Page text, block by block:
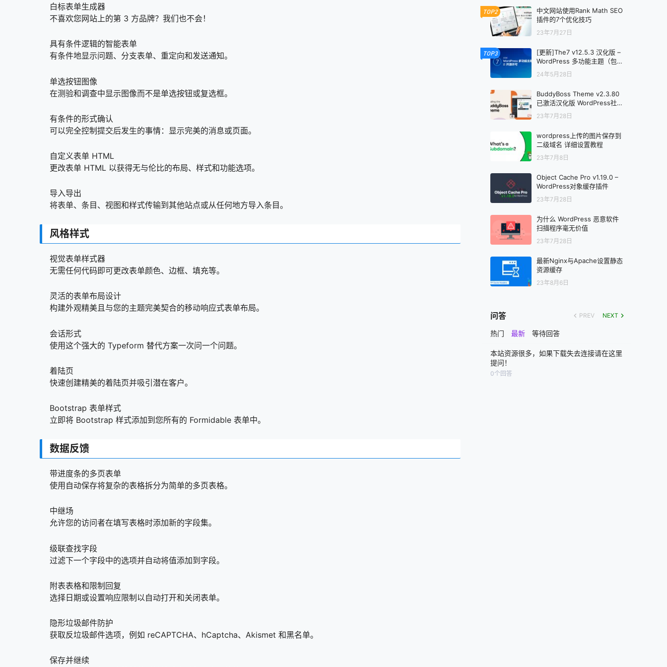
白标表单生成器
不喜欢您网站上的第 3 方品牌？我们也不会！
具有条件逻辑的智能表单
有条件地显示问题、分支表单、重定向和发送通知。
单选按钮图像
在测验和调查中显示图像而不是单选按钮或复选框。
有条件的形式确认
可以完全控制提交后发生的事情：显示完美的消息或页面。
自定义表单 HTML
更改表单 HTML 以获得无与伦比的布局、样式和功能选项。
导入导出
将表单、条目、视图和样式传输到其他站点或从任何地方导入条目。
风格样式
视觉表单样式器
无需任何代码即可更改表单颜色、边框、填充等。
灵活的表单布局设计
构建外观精美且与您的主题完美契合的移动响应式表单布局。
会话形式
使用这个强大的 Typeform 替代方案一次问一个问题。
着陆页
快速创建精美的着陆页并吸引潜在客户。
Bootstrap 表单样式
立即将 Bootstrap 样式添加到您所有的 Formidable 表单中。
数据反馈
带进度条的多页表单
使用自动保存将复杂的表格拆分为简单的多页表格。
中继场
允许您的访问者在填写表格时添加新的字段集。
级联查找字段
过滤下一个字段中的选项并自动将值添加到字段。
附表表格和限制回复
选择日期或设置响应限制以自动打开和关闭表单。
隐形垃圾邮件防护
获取反垃圾邮件选项，例如 reCAPTCHA、hCaptcha、Akismet 和黑名单。
保存并继续
TOP2
中文网站使用Rank Math SEO
插件的7个优化技巧
23年7月27日
TOP3
[更新]The7 v12.5.3 汉化版 –
WordPress 多功能主题（包含
汉化包v12.5x）
24年5月28日
BuddyBoss Theme v2.3.80
已激活汉化版 WordPress社区
主题
23年7月28日
wordpress上传的图片保存到
二级域名 详细设置教程
23年7月8日
Object Cache Pro v1.19.0 –
WordPress对象缓存插件
23年7月28日
为什么 WordPress 恶意软件
扫描程序毫无价值
23年7月28日
最新Nginx与Apache设置静态
资源缓存
23年8月6日
问答 PREV NEXT
热门 最新 等待回答
本站资源很多，如果下载失去连接请在这里
提问！
0个回答